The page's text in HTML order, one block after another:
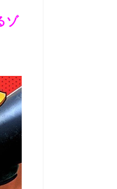
ゾ